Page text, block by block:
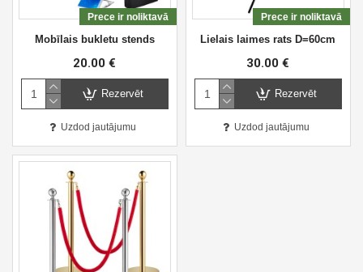
Prece ir noliktavā
Mobīlais bukletu stends
20.00 €
Rezervēt
Uzdod jautājumu
Prece ir noliktavā
Lielais laimes rats D=60cm
30.00 €
Rezervēt
Uzdod jautājumu